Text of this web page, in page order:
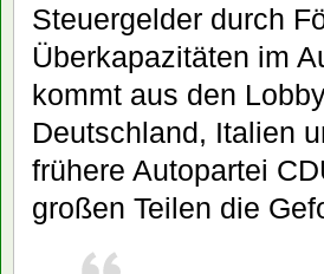
Steuergelder durch
Überkapazitäten im
kommt aus den
Deutschland, Italien
frühere Autopartei
großen Teilen die